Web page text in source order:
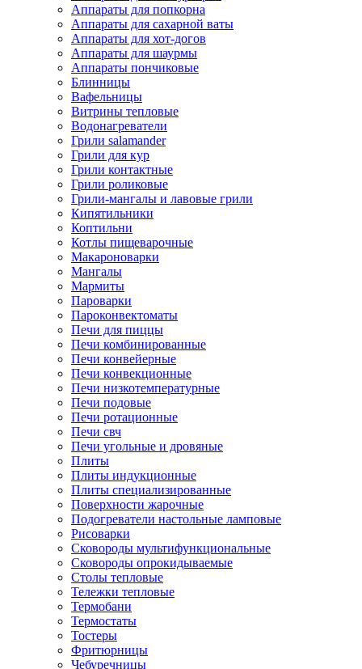
Аппараты для попкорна
Аппараты для сахарной ваты
Аппараты для хот-догов
Аппараты для шаурмы
Аппараты пончиковые
Блинницы
Вафельницы
Витрины тепловые
Водонагреватели
Грили salamander
Грили для кур
Грили контактные
Грили роликовые
Грили-мангалы и лавовые грили
Кипятильники
Коптильни
Котлы пищеварочные
Макароноварки
Мангалы
Мармиты
Пароварки
Пароконвектоматы
Печи для пиццы
Печи комбинированные
Печи конвейерные
Печи конвекционные
Печи низкотемпературные
Печи подовые
Печи ротационные
Печи свч
Печи угольные и дровяные
Плиты
Плиты индукционные
Плиты специализированные
Поверхности жарочные
Подогреватели настольные ламповые
Рисоварки
Сковороды мультифункциональные
Сковороды опрокидываемые
Столы тепловые
Тележки тепловые
Термобани
Термостаты
Тостеры
Фритюрницы
Чебуречницы